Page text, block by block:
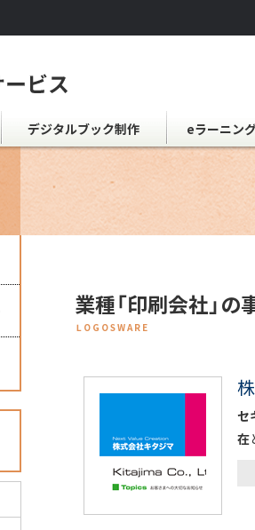
デジタルブック制作 eラーニン
業種「印刷会社」の
LOGOSWARE
セ
在